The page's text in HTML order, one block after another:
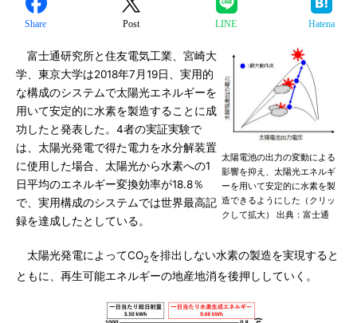
Share Post LINE Hatena
太陽電池の出力の変動による
影響を抑え、太陽光エネルギ
ーを用いて安定的に水素を製
造できるようにした（クリッ
クして拡大） 出典：富士通
富士通研究所と住友電気工業、宮崎大
学、東京大学は2018年7月19日、実用的
な構成のシステムで太陽光エネルギーを
用いて安定的に水素を製造することに成
功したと発表した。4者の実証実験で
は、太陽光発電で得た電力を水分解装置
に使用した場合、太陽光から水素への1
日平均のエネルギー変換効率が18.8％
で、実用構成のシステムでは世界最高記
録を達成したとしている。
太陽光発電によってCO2を排出しない水素の製造を実現すると
ともに、再生可能エネルギーの地産地消を後押ししていく。